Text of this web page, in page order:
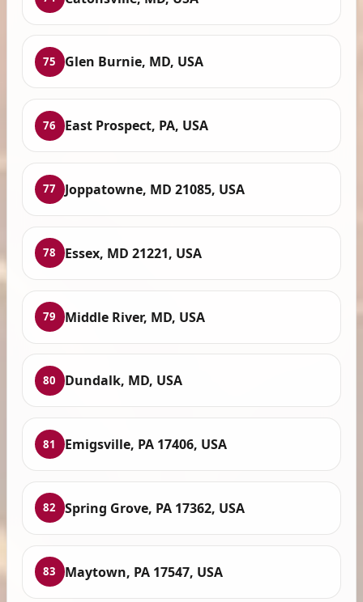
75 Glen Burnie, MD, USA
76 East Prospect, PA, USA
77 Joppatowne, MD 21085, USA
78 Essex, MD 21221, USA
79 Middle River, MD, USA
80 Dundalk, MD, USA
81 Emigsville, PA 17406, USA
82 Spring Grove, PA 17362, USA
83 Maytown, PA 17547, USA